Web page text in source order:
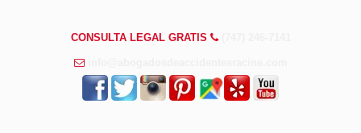
CONSULTA LEGAL GRATIS